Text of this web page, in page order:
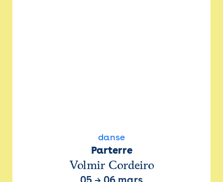
danse
Parterre
Volmir Cordeiro